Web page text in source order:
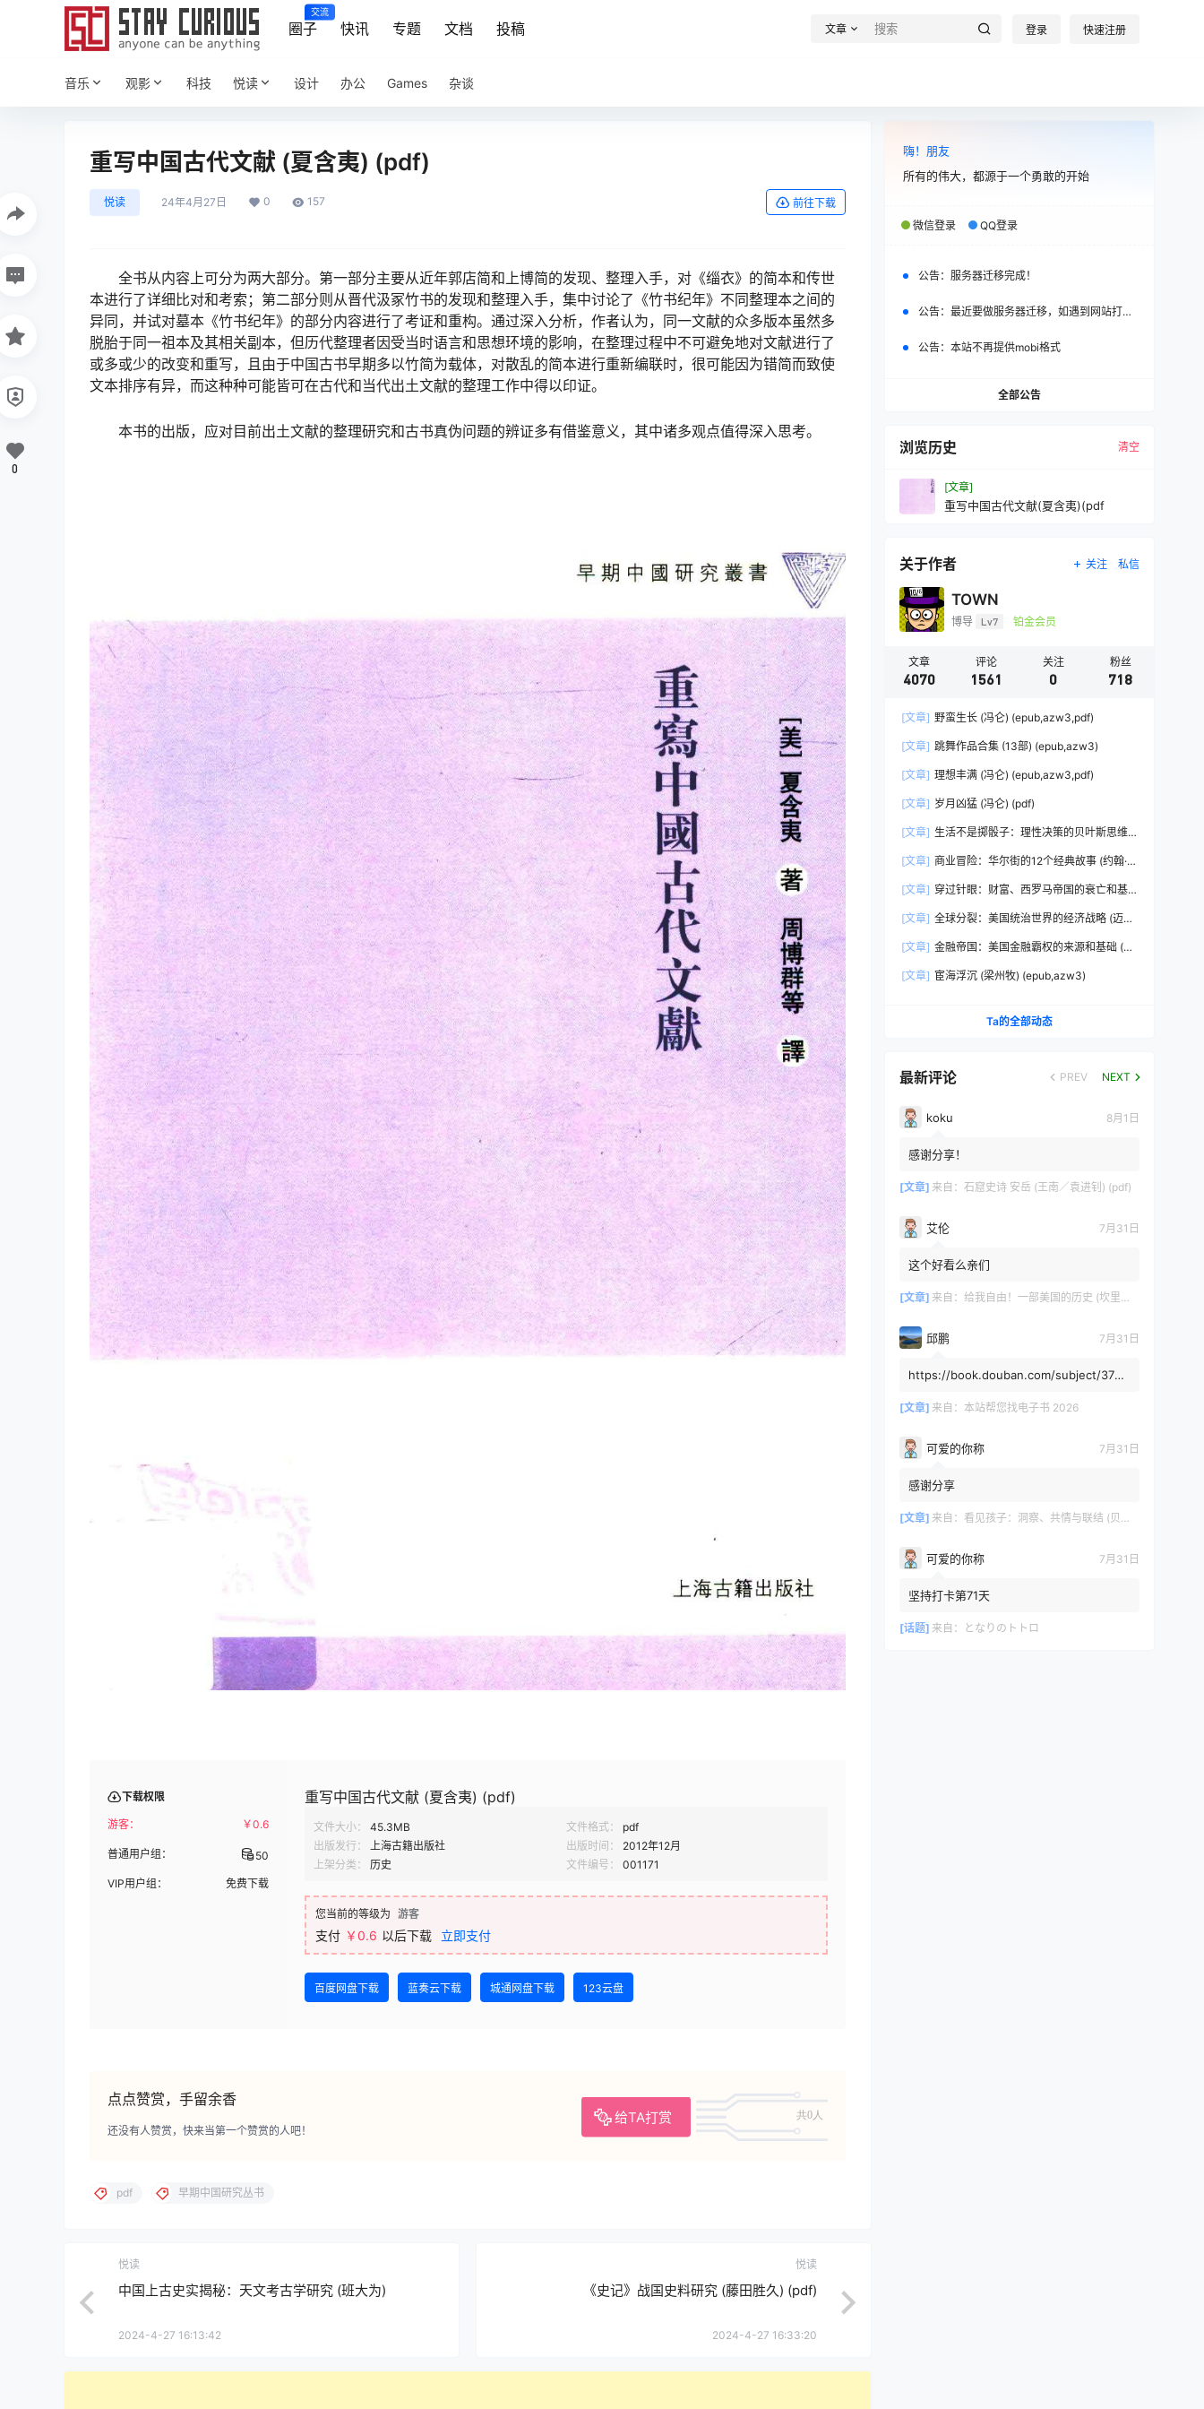
圈子
交流
快讯 专题 文档 投稿 文章 登录 快速注册
音乐 观影 科技 悦读 设计 办公 Games 杂谈
重写中国古代文献 (夏含夷) (pdf)
悦读 24年4月27日 0 157 前往下载
全书从内容上可分为两大部分。第一部分主要从近年郭店简和上博简的发现、整理入手，对《缁衣》的简本和传世
本进行了详细比对和考索；第二部分则从晋代汲冢竹书的发现和整理入手，集中讨论了《竹书纪年》不同整理本之间的
异同，并试对墓本《竹书纪年》的部分内容进行了考证和重构。通过深入分析，作者认为，同一文献的众多版本虽然多
脱胎于同一祖本及其相关副本，但历代整理者因受当时语言和思想环境的影响，在整理过程中不可避免地对文献进行了
或多或少的改变和重写，且由于中国古书早期多以竹简为载体，对散乱的简本进行重新编联时，很可能因为错简而致使
文本排序有异，而这种种可能皆可在古代和当代出土文献的整理工作中得以印证。
本书的出版，应对目前出土文献的整理研究和古书真伪问题的辨证多有借鉴意义，其中诸多观点值得深入思考。
下载权限
游客： ￥0.6
普通用户组： 50
VIP用户组： 免费下载
重写中国古代文献 (夏含夷) (pdf)
文件大小： 45.3MB 文件格式：
pdf
出版发行：
上海古籍出版社 出版时间：
2012年12月
上架分类：
历史 文件编号： 001171
您当前的等级为 游客
支付 ￥0.6 以后下载 立即支付
百度网盘下载 蓝奏云下载 城通网盘下载 123云盘
点点赞赏，手留余香
给TA打赏 共0人
还没有人赞赏，快来当第一个赞赏的人吧！
0
pdf 早期中国研究丛书
悦读
中国上古史实揭秘：天文考古学研究 (班大为)
2024-4-27 16:13:42
悦读
《史记》战国史料研究 (藤田胜久) (pdf)
2024-4-27 16:33:20
嗨！朋友
所有的伟大，都源于一个勇敢的开始
微信登录 QQ登录
公告： 服务器迁移完成！
公告： 最近要做服务器迁移，如遇到网站打不开，请改日再试。
公告： 本站不再提供mobi格式
全部公告
浏览历史 清空
[文章]
重写中国古代文献(夏含夷)(pdf
关于作者 关注 私信
TOWN
博导 Lv7 铂金会员
文章
4070
评论
1561
关注
0
粉丝
718
[文章] 野蛮生长 (冯仑) (epub,azw3,pdf)
[文章] 跳舞作品合集 (13部) (epub,azw3)
[文章] 理想丰满 (冯仑) (epub,azw3,pdf)
[文章] 岁月凶猛 (冯仑) (pdf)
[文章] 生活不是掷骰子：理性决策的贝叶斯思维
[文章] 商业冒险：华尔街的12个经典故事 (约翰·布
[文章] 穿过针眼：财富、西罗马帝国的衰亡和基
(epub,azw3,pdf)
[文章] 全球分裂：美国统治世界的经济战略 (迈克
[文章] 金融帝国：美国金融霸权的来源和基础 (迈
[文章] 宦海浮沉 (梁州牧) (epub,azw3)
Ta的全部动态
最新评论 PREV NEXT
koku 8月1日
感谢分享！
[文章] 来自： 石窟史诗 安岳 (王南／袁进钊) (pdf)
艾伦 7月31日
这个好看么亲们
[文章] 来自： 给我自由！一部美国的历史 (坎里克·方纳／埃里克·方纳) (mobi+azw3+epub)
邱鹏 7月31日
https://book.douban.com/subject/3725
[文章] 来自： 本站帮您找电子书 2026
可爱的你称 7月31日
感谢分享
[文章] 来自： 看见孩子：洞察、共情与联结 (贝姬·肯尼迪) (mobi,azw3,epub)
可爱的你称 7月31日
坚持打卡第71天
[话题] 来自： となりのトトロ